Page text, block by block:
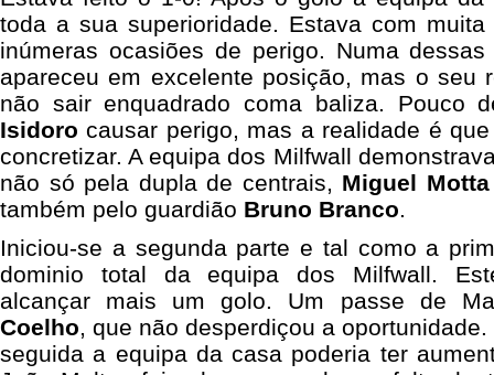
toda a sua superioridade. Estava com
inúmeras ocasiões de perigo. Numa
apareceu em excelente posição, mas o seu
não sair enquadrado coma baliza.
Isidorocausar perigo, mas a realidade é
concretizar. A equipa dos Milfwall
não só pela dupla de centrais, Miguel Motta
também pelo guardião Bruno Branco.
Iniciou-se a segunda parte e tal como a
dominio total da equipa dos Milfwall.
alcançar mais um golo. Um passe de
Coelho, que não desperdiçou a
seguida a equipa da casa poderia ter